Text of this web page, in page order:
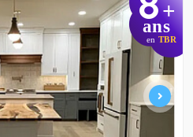
+
ans
en TBR